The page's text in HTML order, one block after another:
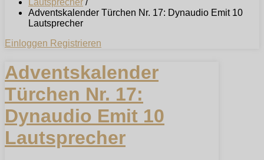
Lautsprecher /
Adventskalender Türchen Nr. 17: Dynaudio Emit 10
Lautsprecher
Einloggen Registrieren
Adventskalender
Türchen Nr. 17:
Dynaudio Emit 10
Lautsprecher